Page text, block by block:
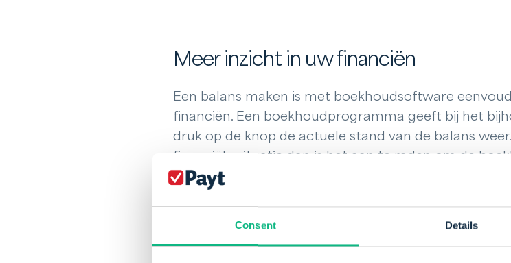
Consent Details
Meer inzicht in uw financiën
Een balans maken is met boekhoudsoftware
financiën. Een boekhoudprogramma geeft bij het
druk op de knop de actuele stand van de balans
financiële situatie dan is het aan te raden om de
debiteurenbeheersysteem te koppelen. Het